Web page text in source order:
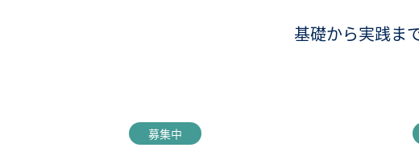
基礎から実践ま
募集中